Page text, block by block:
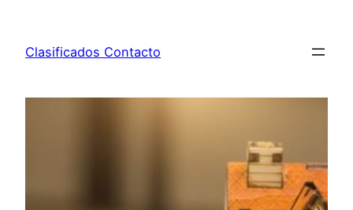
contenido
Clasificados Contacto